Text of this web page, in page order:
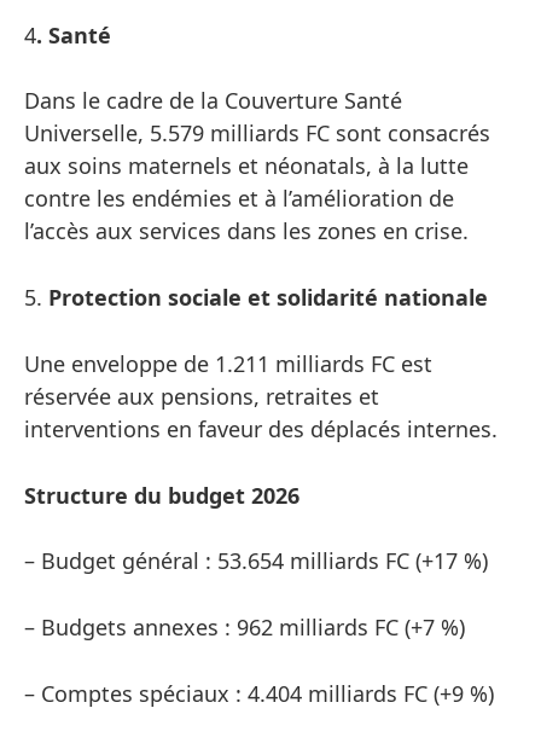
4. Santé
Dans le cadre de la Couverture Santé
Universelle, 5.579 milliards FC sont consacrés
aux soins maternels et néonatals, à la lutte
contre les endémies et à l’amélioration de
l’accès aux services dans les zones en crise.
5. Protection sociale et solidarité nationale
Une enveloppe de 1.211 milliards FC est
réservée aux pensions, retraites et
interventions en faveur des déplacés internes.
Structure du budget 2026
– Budget général : 53.654 milliards FC (+17 %)
– Budgets annexes : 962 milliards FC (+7 %)
– Comptes spéciaux : 4.404 milliards FC (+9 %)